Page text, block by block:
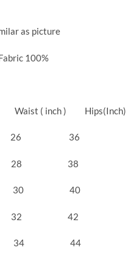
as picture
100%
( inch ) Hips(Inch)
26 36
38
40
42
34 44